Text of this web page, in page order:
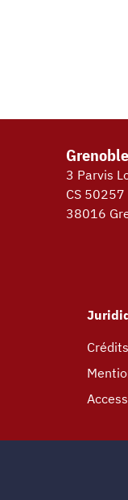
3 Parvis
CS 50257
38016
Crédits